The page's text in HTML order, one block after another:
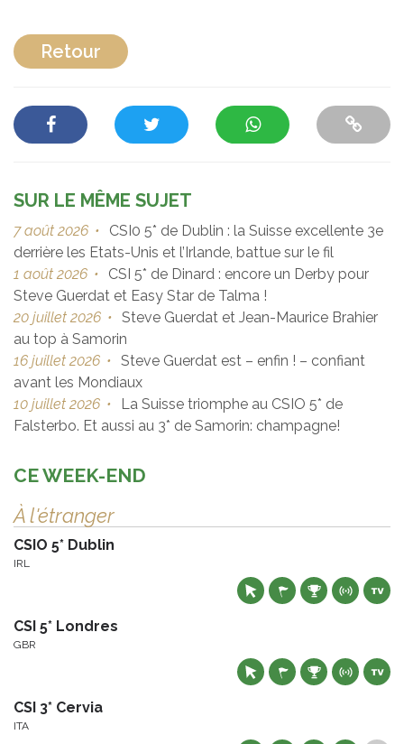
Retour
SUR LE MÊME SUJET
7 août 2026 •
CSI0 5* de Dublin : la Suisse excellente 3e
derrière les Etats-Unis et l’Irlande, battue sur le fil
1 août 2026 •
CSI 5* de Dinard : encore un Derby pour
Steve Guerdat et Easy Star de Talma !
20 juillet 2026 • Steve Guerdat et Jean-Maurice Brahier
au top à Samorin
16 juillet 2026 • Steve Guerdat est – enfin ! – confiant
avant les Mondiaux
10 juillet 2026 •
La Suisse triomphe au CSIO 5* de
Falsterbo. Et aussi au 3* de Samorin: champagne!
CE WEEK-END
À l'étranger
CSIO 5* Dublin
IRL
CSI 5* Londres
GBR
CSI 3* Cervia
ITA